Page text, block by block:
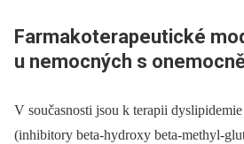
Farmakoterapeutické
u nemocných s
V současnosti jsou k terapii
(inhibitory beta-hydroxy beta-methyl-